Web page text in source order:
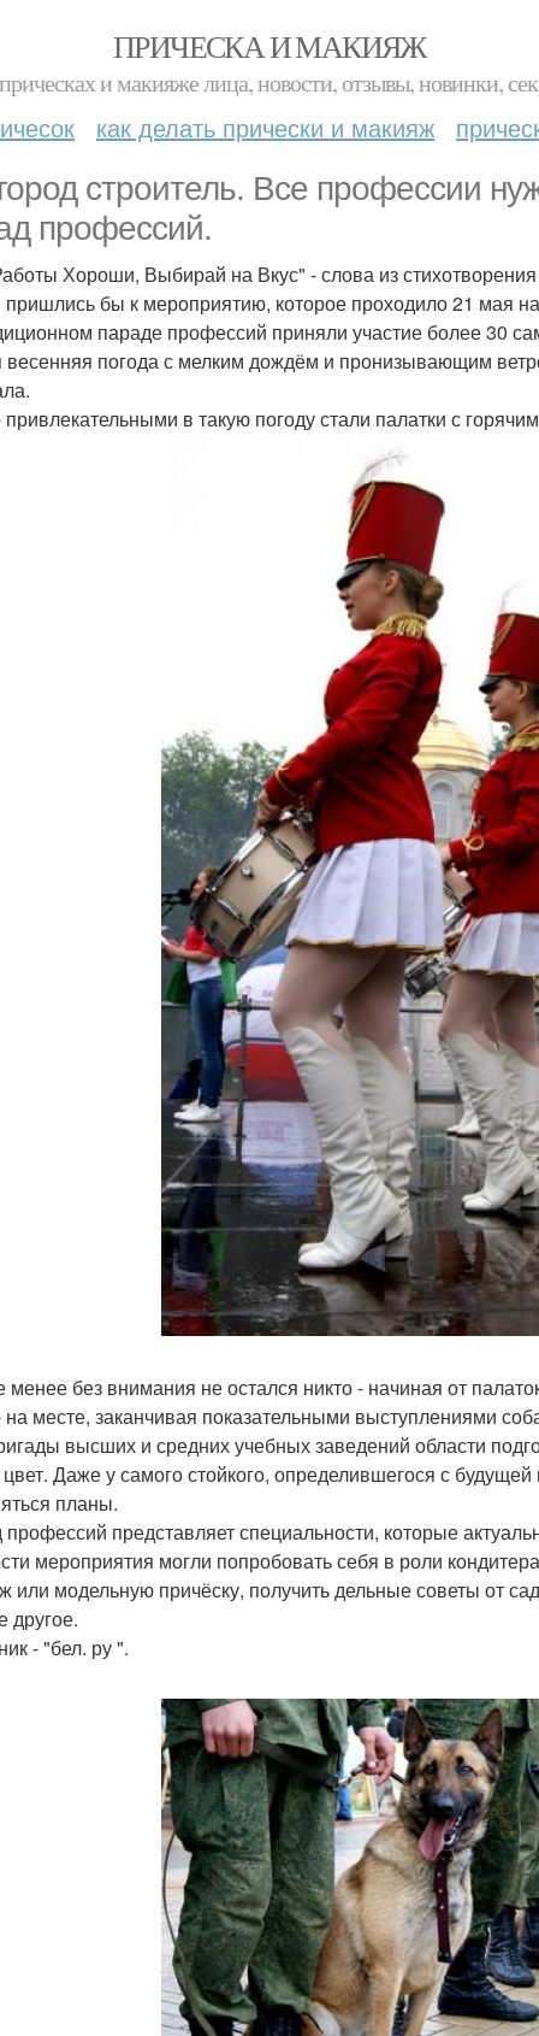
ПРИЧЕСКА И МАКИЯЖ
и макияже лица, новости, отзывы, новинки,
как делать прически и макияж
строитель. Все профессии
профеcсий.
Хороши, Выбирай на Вкус" - слова из
пришлись бы к мероприятию, которое проходило 21 мая
параде профессий приняли участие более 30
погода с мелким дождём и пронизывающим
в такую погоду стали палатки с
менее без внимания не остался никто - начиная от
месте, заканчивая показательными выступлениями
высших и средних учебных заведений области
цвет. Даже у самого стойкого, определившегося с
планы.
представляет специальности, которые
мероприятия могли попробовать себя в роли
или модельную причёску, получить дельные советы от
другое.
- "бел. ру ".